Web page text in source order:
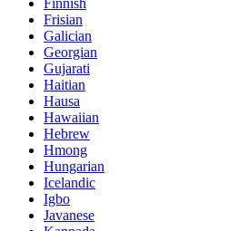
Frisian
Galician
Georgian
Gujarati
Haitian
Hausa
Hawaiian
Hebrew
Hmong
Hungarian
Icelandic
Igbo
Javanese